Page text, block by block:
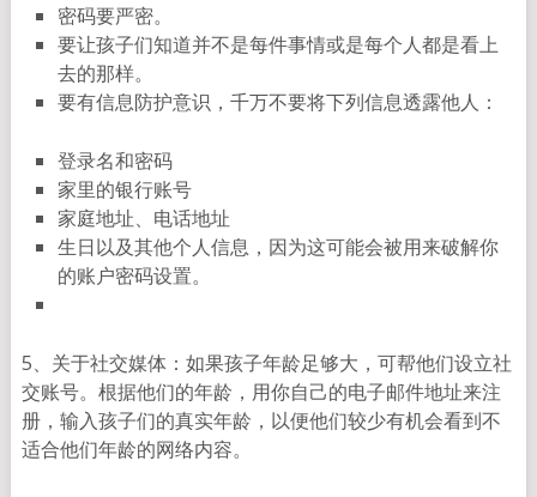
密码要严密。
要让孩子们知道并不是每件事情或是每个人都是看上
去的那样。
要有信息防护意识，千万不要将下列信息透露他人：
登录名和密码
家里的银行账号
家庭地址、电话地址
生日以及其他个人信息，因为这可能会被用来破解你
的账户密码设置。
5、关于社交媒体：如果孩子年龄足够大，可帮他们设立社
交账号。根据他们的年龄，用你自己的电子邮件地址来注
册，输入孩子们的真实年龄，以便他们较少有机会看到不
适合他们年龄的网络内容。